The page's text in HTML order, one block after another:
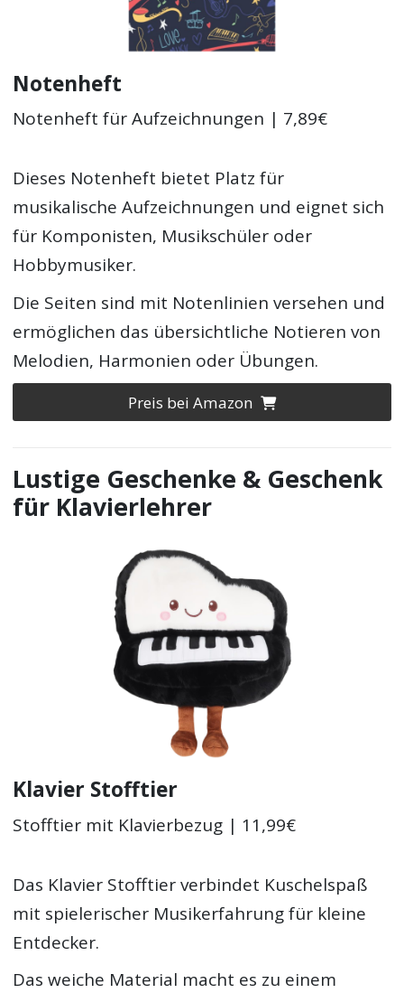
Notenheft
Notenheft für Aufzeichnungen | 7,89€
Dieses Notenheft bietet Platz für
musikalische Aufzeichnungen und eignet sich
für Komponisten, Musikschüler oder
Hobbymusiker.
Die Seiten sind mit Notenlinien versehen und
ermöglichen das übersichtliche Notieren von
Melodien, Harmonien oder Übungen.
Preis bei Amazon
Lustige Geschenke & Geschenk
für Klavierlehrer
Klavier Stofftier
Stofftier mit Klavierbezug | 11,99€
Das Klavier Stofftier verbindet Kuschelspaß
mit spielerischer Musikerfahrung für kleine
Entdecker.
Das weiche Material macht es zu einem